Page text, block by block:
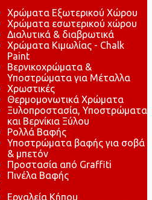
Χρώματα Εξωτερικού Χώρου
Χρώματα εσωτερικού χώρου
Διαλυτικά & διαβρωτικά
Χρώματα Κιμωλίας - Chalk
Paint
Βερνικοχρώματα &
Υποστρώματα για Μέταλλα
Χρωστικές
Θερμομονωτικά Χρώματα
Ξυλοπροστασία, Υποστρώματα
και Βερνίκια Ξύλου
Ρολλά Βαφής
Υποστρώματα βαφής για σοβά
& μπετόν
Προστασία από Graffiti
Πινέλα Βαφής
Εργαλεία Κήπου